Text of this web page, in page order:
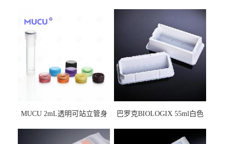
MUCU 2mL透明可站立管身
巴罗克BIOLOGIX 55ml白色
马射线灭菌25-0051